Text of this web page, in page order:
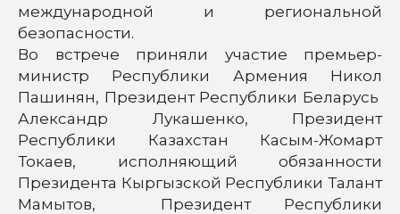
международной и региональной
безопасности.
Во встрече приняли участие премьер-
министр Республики Армения Никол
Пашинян, Президент Республики Беларусь
Александр Лукашенко, Президент
Республики Казахстан Касым-Жомарт
Токаев, исполняющий обязанности
Президента Кыргызской Республики Талант
Мамытов, Президент Республики